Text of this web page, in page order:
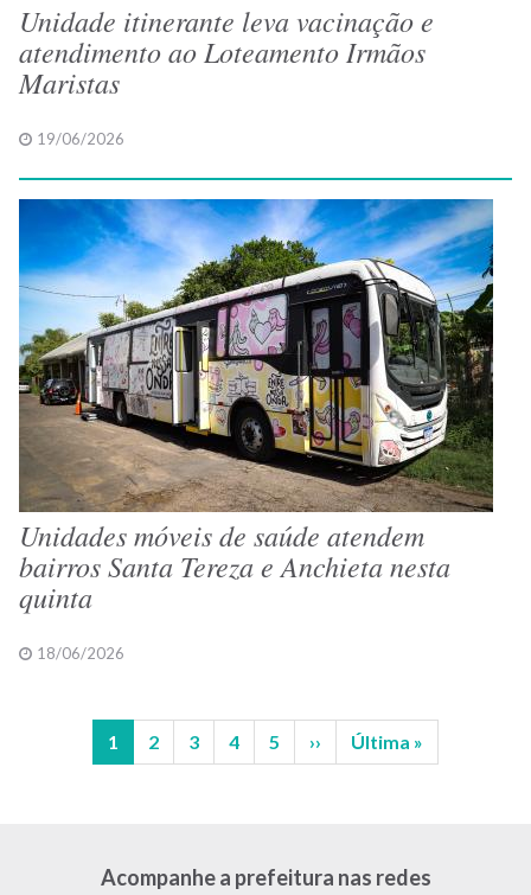
Unidade itinerante leva vacinação e
atendimento ao Loteamento Irmãos
Maristas
19/06/2026
Unidades móveis de saúde atendem
bairros Santa Tereza e Anchieta nesta
quinta
18/06/2026
Paginação
Página
atual
1 Página
2 Página
3 Página
4 Página
5
Próxima
página
››
Última
página
Última »
Acompanhe a prefeitura nas redes